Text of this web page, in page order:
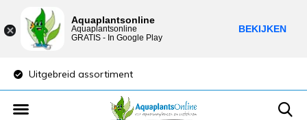
Uitgebreid assortiment
Aquaplantsonline
Aquaplantsonline
GRATIS - In Google Play
BEKIJKEN